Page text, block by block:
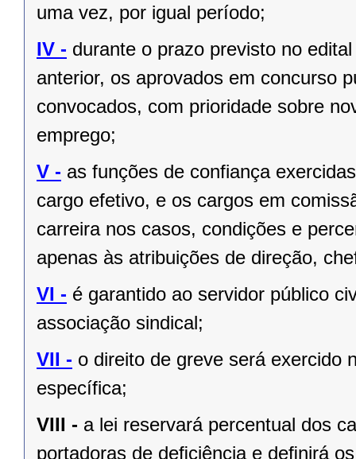
uma vez, por igual período;
IV - durante o prazo previsto no
anterior, os aprovados em concurso
convocados, com prioridade sobre
emprego;
V - as funções de confiança
cargo efetivo, e os cargos em
carreira nos casos, condições e
apenas às atribuições de direção,
VI - é garantido ao servidor público
associação sindical;
VII - o direito de greve será exercido
específica;
VIII - a lei reservará percentual dos
portadoras de deﬁciência e deﬁnirá